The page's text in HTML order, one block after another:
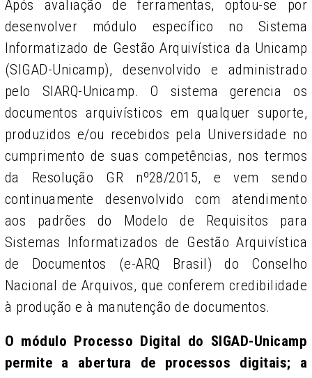
Após avaliação de ferramentas, optou-se por
desenvolver módulo específico no Sistema
Informatizado de Gestão Arquivística da Unicamp
(SIGAD-Unicamp), desenvolvido e administrado
pelo SIARQ-Unicamp. O sistema gerencia os
documentos arquivísticos em qualquer suporte,
produzidos e/ou recebidos pela Universidade no
cumprimento de suas competências, nos termos
da Resolução GR nº28/2015, e vem sendo
continuamente desenvolvido com atendimento
aos padrões do Modelo de Requisitos para
Sistemas Informatizados de Gestão Arquivística
de Documentos (e-ARQ Brasil) do Conselho
Nacional de Arquivos, que conferem credibilidade
à produção e à manutenção de documentos.
O módulo Processo Digital do SIGAD-Unicamp
permite a abertura de processos digitais; a